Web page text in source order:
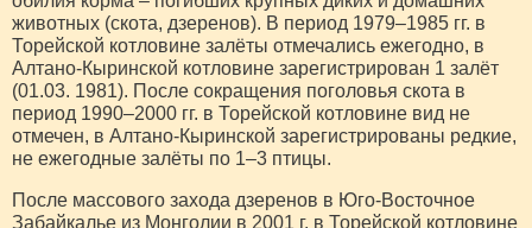
животных (скота, дзеренов). В период 1979–1985 гг. в
Торейской котловине залёты отмечались ежегодно, в
Алтано-Кыринской котловине зарегистрирован 1 залёт
(01.03. 1981). После сокращения поголовья скота в
период 1990–2000 гг. в Торейской котловине вид не
отмечен, в Алтано-Кыринской зарегистрированы редкие,
не ежегодные залёты по 1–3 птицы.
После массового захода дзеренов в Юго-Восточное
Забайкалье из Монголии в 2001 г. в Торейской котловине